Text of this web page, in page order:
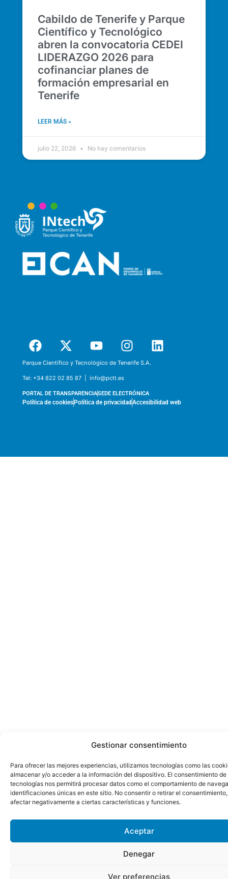
Gestionar consentimiento
Para ofrecer las mejores experiencias, utilizamos tecnologías como las
almacenar y/o acceder a la información del dispositivo. El consentimiento de
tecnologías nos permitirá procesar datos como el comportamiento de
identificaciones únicas en este sitio. No consentir o retirar el
afectar negativamente a ciertas características y funciones.
Aceptar
Denegar
Ver preferencias
Cabildo de Tenerife y Parque
Científico y Tecnológico
abren la convocatoria CEDEI
LIDERAZGO 2026 para
cofinanciar planes de
formación empresarial en
Tenerife
LEER MÁS »
julio 22, 2026 No hay comentarios
Parque Científico y Tecnológico de Tenerife S.A.
Tel: +34 822 02 85 87 | info@pctt.es
PORTAL DE TRANSPARENCIASEDE ELECTRÓNICA
Política de cookiesPolítica de privacidadAccesibilidad web